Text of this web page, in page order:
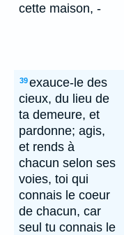
cette maison, -
39exauce-le des
cieux, du lieu de
ta demeure, et
pardonne; agis,
et rends à
chacun selon ses
voies, toi qui
connais le coeur
de chacun, car
seul tu connais le